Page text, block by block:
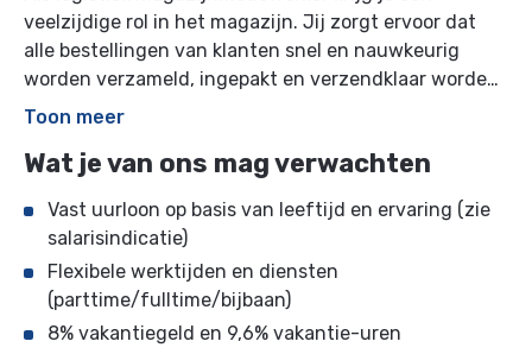
veelzijdige rol in het magazijn. Jij zorgt ervoor dat
alle bestellingen van klanten snel en nauwkeurig
worden verzameld, ingepakt en verzendklaar worden
gemaakt. Je helpt mee met het controleren van
aanvullen van het magazijn. Geen dag is hetzelfde en
aanpakken weet.
Toon meer
Wat je van ons mag verwachten
Vast uurloon op basis van leeftijd en ervaring (zie
salarisindicatie)
Flexibele werktijden en diensten
(parttime/fulltime/bijbaan)
8% vakantiegeld en 9,6% vakantie-uren